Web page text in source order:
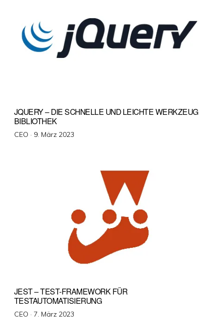
JQUERY – DIE SCHNELLE UND LEICHTE WERKZEUG
BIBLIOTHEK
CEO · Veröffentlicht
9. März 2023
JEST – TEST-FRAMEWORK FÜR
TESTAUTOMATISIERUNG
CEO · Veröffentlicht
7. März 2023